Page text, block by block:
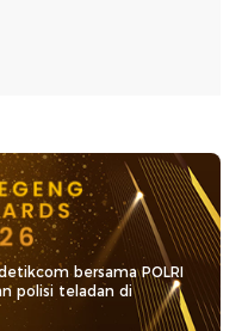
bersama POLRI
polisi teladan di